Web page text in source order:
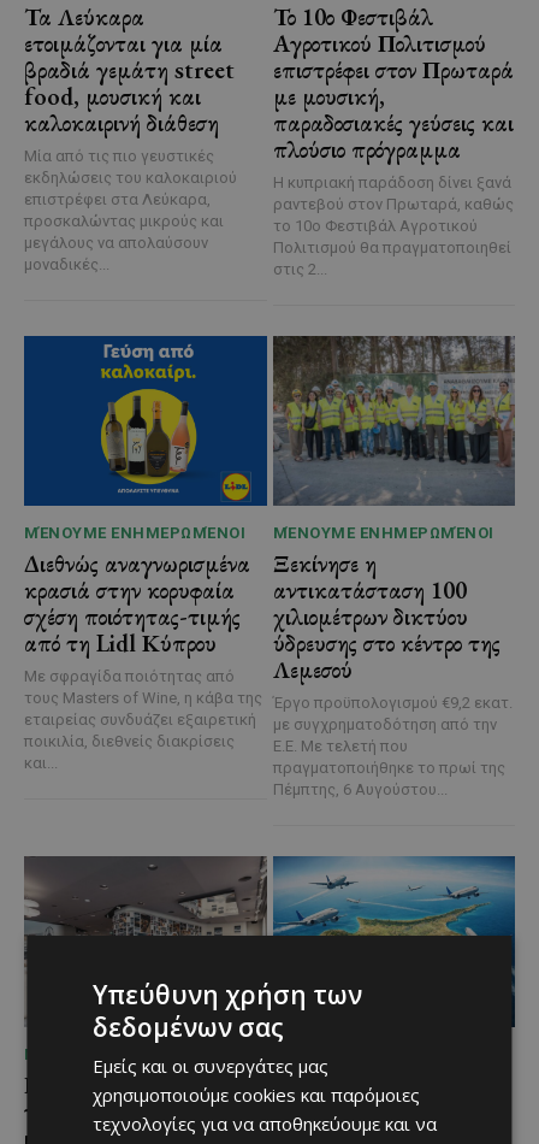
Τα Λεύκαρα
ετοιμάζονται για μία
βραδιά γεμάτη street
food, μουσική και
καλοκαιρινή διάθεση
Μία από τις πιο γευστικές
εκδηλώσεις του καλοκαιριού
επιστρέφει στα Λεύκαρα,
προσκαλώντας μικρούς και
μεγάλους να απολαύσουν
μοναδικές...
Το 10ο Φεστιβάλ
Αγροτικού Πολιτισμού
επιστρέφει στον Πρωταρά
με μουσική,
παραδοσιακές γεύσεις και
πλούσιο πρόγραμμα
Η κυπριακή παράδοση δίνει ξανά
ραντεβού στον Πρωταρά, καθώς
το 10ο Φεστιβάλ Αγροτικού
Πολιτισμού θα πραγματοποιηθεί
στις 2...
ΜΈΝΟΥΜΕ ΕΝΗΜΕΡΩΜΈΝΟΙ
Διεθνώς αναγνωρισμένα
κρασιά στην κορυφαία
σχέση ποιότητας-τιμής
από τη Lidl Κύπρου
Με σφραγίδα ποιότητας από
τους Masters of Wine, η κάβα της
εταιρείας συνδυάζει εξαιρετική
ποικιλία, διεθνείς διακρίσεις
και...
ΜΈΝΟΥΜΕ ΕΝΗΜΕΡΩΜΈΝΟΙ
Ξεκίνησε η
αντικατάσταση 100
χιλιομέτρων δικτύου
ύδρευσης στο κέντρο της
Λεμεσού
Έργο προϋπολογισμού €9,2 εκατ.
με συγχρηματοδότηση από την
Ε.Ε. Με τελετή που
πραγματοποιήθηκε το πρωί της
Πέμπτης, 6 Αυγούστου...
ΜΈΝΟΥΜΕ ΕΝΗΜΕΡΩΜΈΝΟΙ
Η Mercedes-Benz
γιορτάζει έναν αιώνα
ιστορίας και κοιτάζει
Ο τουρισμός ως εθνική
υπόθεση
Υπεύθυνη χρήση των
δεδομένων σας
Εμείς και οι συνεργάτες μας
χρησιμοποιούμε cookies και παρόμοιες
τεχνολογίες για να αποθηκεύουμε και να